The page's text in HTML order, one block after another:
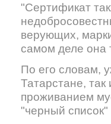
"Сертификат
верующих,
самом деле она
По его словам,
Татарстане,
проживанием
"черный